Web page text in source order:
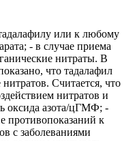
или к любому
- в случае приема
нитраты. В
что тадалафил
Считается, что
нитратов и
оксида азота/цГМФ; -
противопоказаний к
с заболеваниями